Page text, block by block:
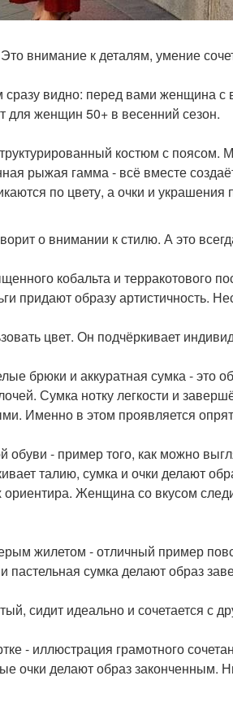
внимание к деталям, умение
видно: перед вами женщина с
для женщин 50+ в весенний сезон.
костюм с поясом.
рыжая гамма - всё вместе
по цвету, а очки и украшения
о внимании к стилю. А это
кобальта и терракотового
придают образу артистичность.
цвет. Он подчёркивает
брюки и аккуратная сумка - это
Сумка нотку легкости и
Именно в этом проявляется
- пример того, как можно
талию, сумка и очки делают
Женщина со вкусом
жилетом - отличный пример
пастельная сумка делают образ
сидит идеально и сочетается с
- иллюстрация грамотного
очки делают образ законченным.